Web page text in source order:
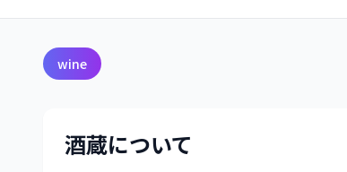
wine
酒蔵について